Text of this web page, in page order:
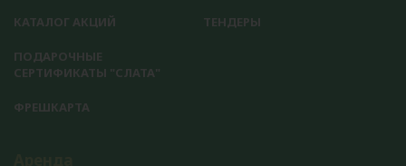
КАТАЛОГ АКЦИЙ
ПОДАРОЧНЫЕ
СЕРТИФИКАТЫ "СЛАТА"
ФРЕШКАРТА
ТЕНДЕРЫ